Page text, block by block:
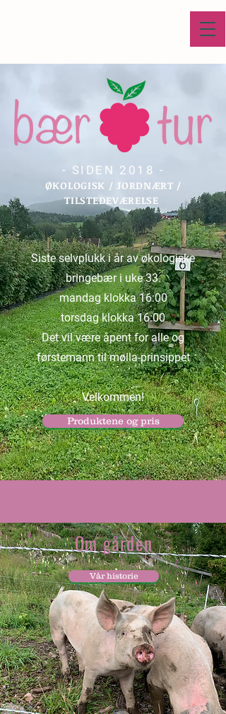
- SIDEN 2018 -
ØKOLOGISK / JORDNÆRT /
TILSTEDEVÆRELSE
Siste selvplukk i år av økologiske
bringebær i uke 33.
mandag klokka 16:00
torsdag klokka 16:00
Det vil være åpent for alle og
førstemann til mølla-prinsippet
Velkommen!
Produktene og pris
Om gården
Vår historie